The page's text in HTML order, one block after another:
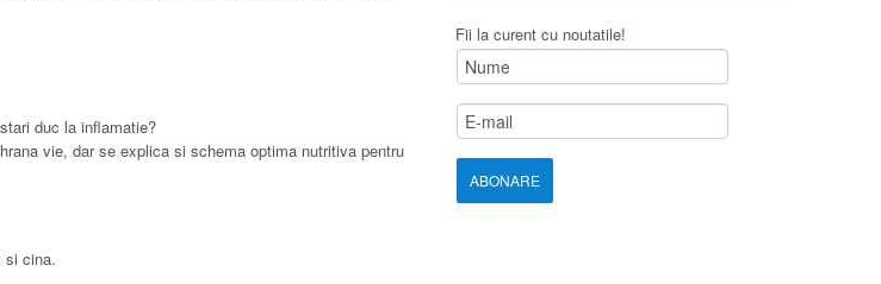
duc la inflamatie?
vie, dar se explica si schema optima nutritiva pentru
si cina.
Fii la curent cu noutatile!